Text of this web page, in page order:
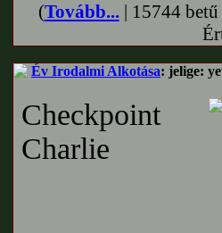
(Tovább...| 15744
Év Irodalmi Alkotása: jelige:
Checkpoint
Charlie